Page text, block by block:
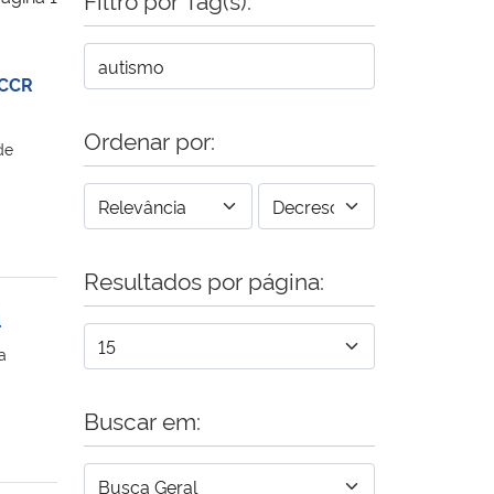
Ordenar por:
Resultados por página:
Buscar em: